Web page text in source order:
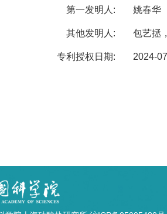
第一发明人: 姚春华
其他发明人: 包艺拯
专利授权日期: 2024-